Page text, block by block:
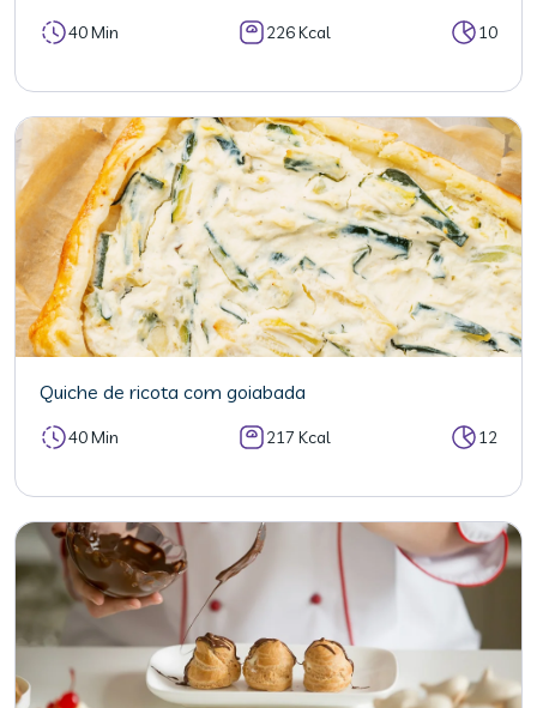
40 Min 226 Kcal 10
Quiche de ricota com goiabada
40 Min 217 Kcal 12